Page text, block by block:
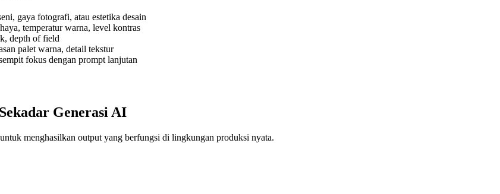
gaya fotografi, atau estetika desain
temperatur warna, level kontras
depth of field
palet warna, detail tekstur
fokus dengan prompt lanjutan
Generasi AI
menghasilkan output yang berfungsi di lingkungan produksi nyata.